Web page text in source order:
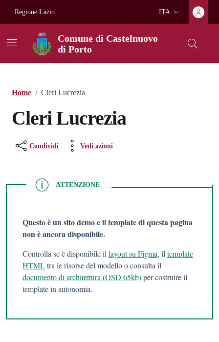
Regione Lazio
Lingua attiva:
ITA
Comune di Castelnuovo
di Porto
Home / Cleri Lucrezia
Cleri Lucrezia
Condividi Vedi azioni
ATTENZIONE
ATTENZIONE
Questo è un sito demo e il template di questa pagina
non è ancora disponibile.
Controlla se è disponibile il layout su Figma, il template
HTMLtra le risorse del modello o consulta il
documento di architettura (OSD 65kb)per costruire il
template in autonomia.